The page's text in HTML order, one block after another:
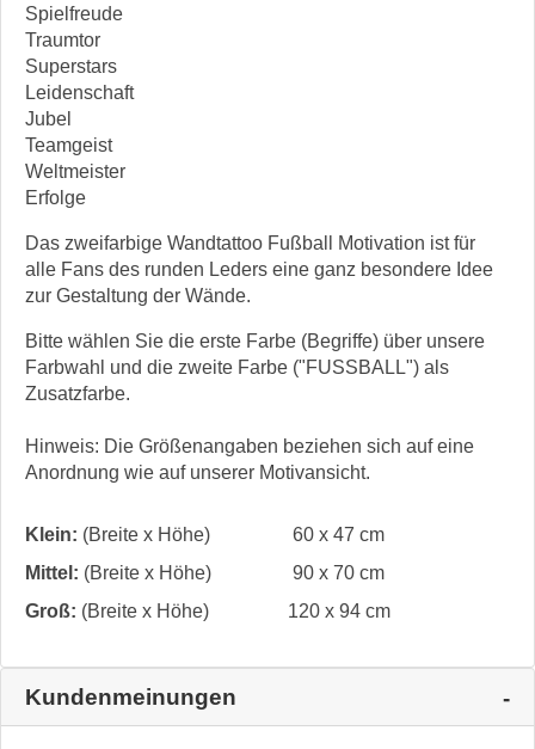
Spielfreude
Traumtor
Superstars
Leidenschaft
Jubel
Teamgeist
Weltmeister
Erfolge
Das zweifarbige Wandtattoo Fußball Motivation ist für
alle Fans des runden Leders eine ganz besondere Idee
zur Gestaltung der Wände.
Bitte wählen Sie die erste Farbe (Begriffe) über unsere
Farbwahl und die zweite Farbe ("FUSSBALL") als
Zusatzfarbe.
Hinweis: Die Größenangaben beziehen sich auf eine
Anordnung wie auf unserer Motivansicht.
Klein: (Breite x Höhe)
60 x 47 cm
Mittel: (Breite x Höhe)
90 x 70 cm
Groß: (Breite x Höhe) 120 x 94 cm
Kundenmeinungen